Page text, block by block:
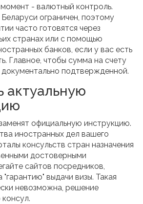
- валютный контроль.
ограничен, поэтому
часто готовятся через
странах или с помощью
банков, если у вас есть
Главное, чтобы сумма на счету
подтвержденной.
актуальную
официальную инструкцию.
иностранных дел вашего
консульств стран назначения
достоверными
сайтов посредников,
выдачи визы. Такая
невозможна, решение